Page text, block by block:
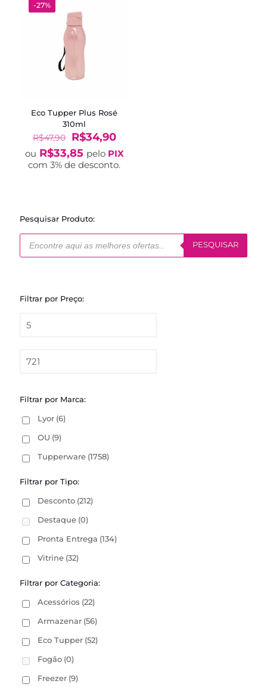
-27%
Eco Tupper Plus Rosé
310ml
R$47,90
O
preço
original
era:
R$34,90O
preço
atual
é:
ou R$33,85 pelo PIX
com 3% de desconto.
Pesquisar Produto:
Pesquisar
produtos
PESQUISAR
Filtrar por Preço:
Filtrar por Marca:
Lyor (6)
OU (9)
Tupperware (1758)
Filtrar por Tipo:
Desconto (212)
Destaque (0)
Pronta Entrega (134)
Vitrine (32)
Filtrar por Categoria:
Acessórios (22)
Armazenar (56)
Eco Tupper (52)
Fogão (0)
Freezer (9)